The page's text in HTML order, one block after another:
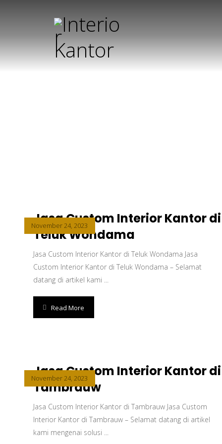
Jasa Custom Interior Kantor di
Teluk Wondama
November 24, 2023
Jasa Custom Interior Kantor di Teluk Wondama Jasa
Custom Interior Kantor di Teluk Wondama – Selamat
datang di artikel kami ...
Read More
Jasa Custom Interior Kantor di
Tambrauw
November 24, 2023
Jasa Custom Interior Kantor di Tambrauw Jasa Custom
Interior Kantor di Tambrauw – Selamat datang di artikel
kami mengenai solusi ...